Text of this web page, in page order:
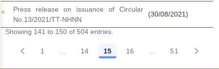
Press release on issuance of Circular
No.13/2021/TT-NHNN
(30/08/2021)
Showing 141 to 150 of 504 entries.
1 Intermediate Pages Use TAB to navigate.
14 15 16 Intermediate Pages
51